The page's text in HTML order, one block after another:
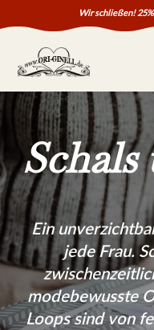
To
Wir schließen!
Schals
Ein
jede Frau.
modebewusste
Loops sind von